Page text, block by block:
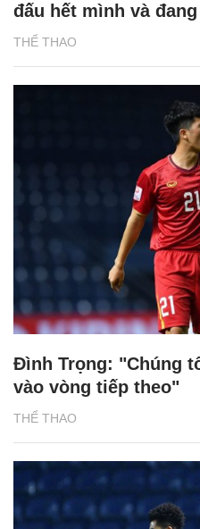
THỂ THAO
đấu hết mình và
THỂ THAO
Đình Trọng: "Chúng
vào vòng tiếp theo"